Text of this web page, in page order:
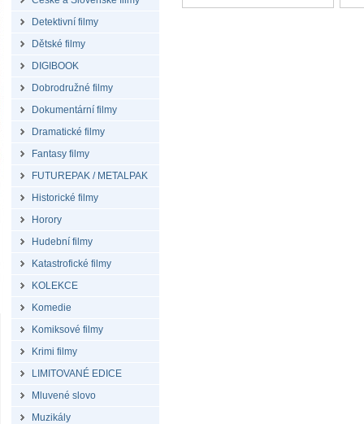
Detektivní filmy
Dětské filmy
DIGIBOOK
Dobrodružné filmy
Dokumentární filmy
Dramatické filmy
Fantasy filmy
FUTUREPAK / METALPAK
Historické filmy
Horory
Hudební filmy
Katastrofické filmy
KOLEKCE
Komedie
Komiksové filmy
Krimi filmy
LIMITOVANÉ EDICE
Mluvené slovo
Muzikály